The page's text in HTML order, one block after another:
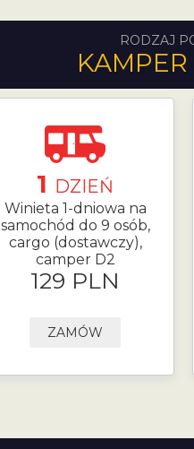
RODZAJ
1 DZIEŃ
Winieta 1-dniowa na
samochód do 9 osób,
cargo (dostawczy),
camper D2
129 PLN
ZAMÓW